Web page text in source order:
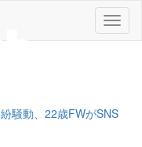
メ
ニ
騒動、22歳FWがSNS